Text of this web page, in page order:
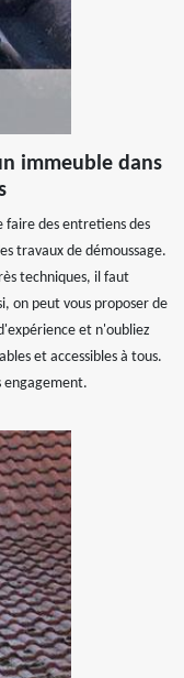
immeuble dans
faire des entretiens des
travaux de démoussage.
techniques, il faut
on peut vous proposer de
et n'oubliez
et accessibles à tous.
engagement.